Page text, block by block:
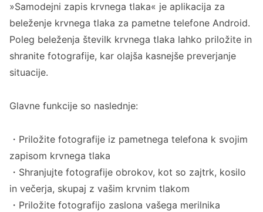
k zapisom krvnega tlaka?
Ta aplikacija za Android za beleženje krvnega
tlaka z shranjevanjem fotografij je
priporočljiva za vas, če…
fotografij na Androidu z Samodejni zapis
»Samodejni zapis krvnega tlaka« je aplikacija za
beleženje krvnega tlaka za pametne telefone Android.
Poleg beleženja številk krvnega tlaka lahko priložite in
shranite fotografije, kar olajša kasnejše preverjanje
situacije.
Glavne funkcije so naslednje:
・Priložite fotografije iz pametnega telefona k svojim
zapisom krvnega tlaka
・Shranjujte fotografije obrokov, kot so zajtrk, kosilo
in večerja, skupaj z vašim krvnim tlakom
・Priložite fotografijo zaslona vašega merilnika